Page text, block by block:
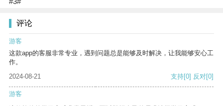
评论
游客
这款app的客服非常专业，遇到问题总是能够及时解决，让我能够安心工
作。
2024-08-21
支持[0] 反对[0]
游客